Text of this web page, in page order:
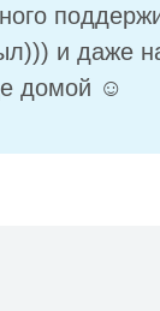
и даже
домой ☺️